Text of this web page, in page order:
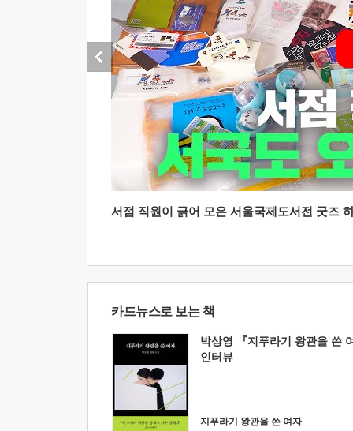
서점 직원이 긁어 모은 서울국제도서전 굿즈
카드뉴스로 보는 책
박상영 『지푸라기 왕관을 쓴
인터뷰
지푸라기 왕관을 쓴 여자